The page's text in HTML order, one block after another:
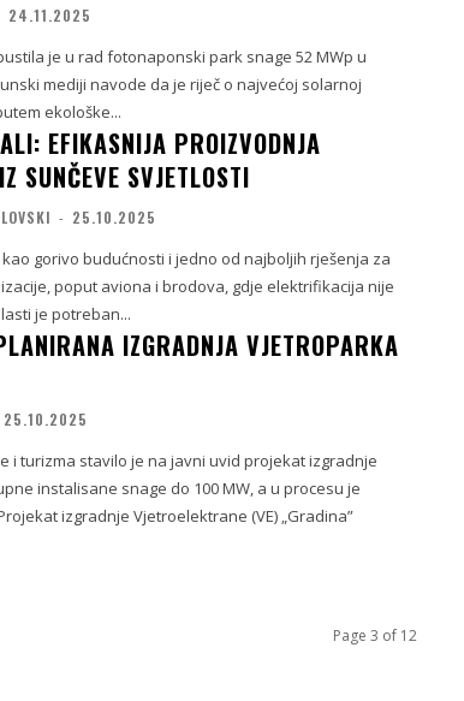
24.11.2025
je u rad fotonaponski park snage 52 MWp u
mediji navode da je riječ o najvećoj solarnoj
ekološke...
EFIKASNIJA PROIZVODNJA
SUNČEVE SVJETLOSTI
- 25.10.2025
gorivo budućnosti i jedno od najboljih rješenja za
poput aviona i brodova, gdje elektrifikacija nije
je potreban...
IZGRADNJA VJETROPARKA
25.10.2025
i turizma stavilo je na javni uvid projekat izgradnje
instalisane snage do 100 MW, a u procesu je
izgradnje Vjetroelektrane (VE) „Gradina”
Page 3 of 12